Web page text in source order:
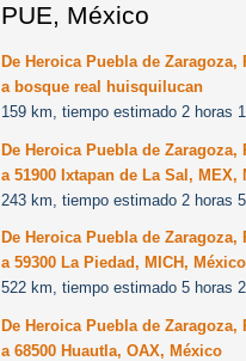
PUE, México
De Heroica Puebla de Zaragoza,
a bosque real huisquilucan
159 km, tiempo estimado 2 horas
De Heroica Puebla de Zaragoza,
a 51900 Ixtapan de La Sal, MEX,
243 km, tiempo estimado 2 horas
De Heroica Puebla de Zaragoza,
a 59300 La Piedad, MICH, México
522 km, tiempo estimado 5 horas
De Heroica Puebla de Zaragoza,
a 68500 Huautla, OAX, México